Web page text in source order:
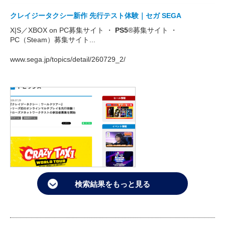
クレイジータクシー新作 先行テスト体験｜セガ SEGA
X|S／XBOX on PC募集サイト ・ PS5®募集サイト ・
PC（Steam）募集サイト...
www.sega.jp/topics/detail/260729_2/
検索結果をもっと見る